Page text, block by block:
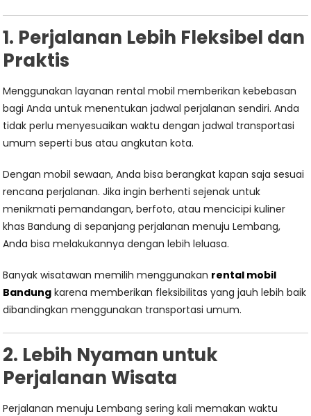
1. Perjalanan Lebih Fleksibel dan
Praktis
Menggunakan layanan rental mobil memberikan kebebasan
bagi Anda untuk menentukan jadwal perjalanan sendiri. Anda
tidak perlu menyesuaikan waktu dengan jadwal transportasi
umum seperti bus atau angkutan kota.
Dengan mobil sewaan, Anda bisa berangkat kapan saja sesuai
rencana perjalanan. Jika ingin berhenti sejenak untuk
menikmati pemandangan, berfoto, atau mencicipi kuliner
khas Bandung di sepanjang perjalanan menuju Lembang,
Anda bisa melakukannya dengan lebih leluasa.
Banyak wisatawan memilih menggunakan rental mobil
Bandung karena memberikan fleksibilitas yang jauh lebih baik
dibandingkan menggunakan transportasi umum.
2. Lebih Nyaman untuk
Perjalanan Wisata
Perjalanan menuju Lembang sering kali memakan waktu